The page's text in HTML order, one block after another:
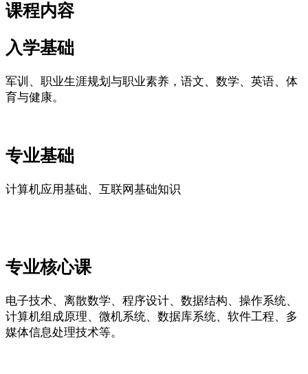
课程内容
入学基础
军训、职业生涯规划与职业素养，语文、数学、英语、体
育与健康。
专业基础
计算机应用基础、互联网基础知识
专业核心课
电子技术、离散数学、程序设计、数据结构、操作系统、
计算机组成原理、微机系统、数据库系统、软件工程、多
媒体信息处理技术等。